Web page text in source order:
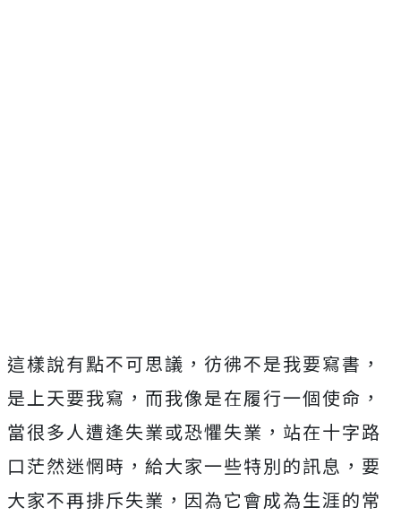
這樣說有點不可思議，彷彿不是我要寫書，
是上天要我寫，而我像是在履行一個使命，
當很多人遭逢失業或恐懼失業，站在十字路
口茫然迷惘時，給大家一些特別的訊息，要
大家不再排斥失業，因為它會成為生涯的常